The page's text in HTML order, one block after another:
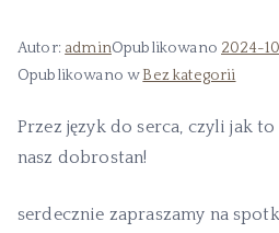
Autor: adminOpublikowano 2024-
Opublikowano wBez kategorii
Przez język do serca, czyli jak
nasz dobrostan!
serdecznie zapraszamy na